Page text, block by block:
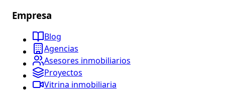
Empresa
Blog
Agencias
Asesores inmobiliarios
Proyectos
Vitrina inmobiliaria